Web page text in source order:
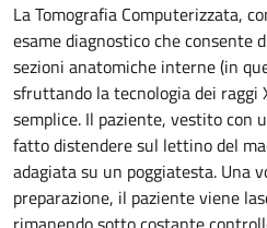
La Tomografia Computerizzata,
esame diagnostico che consente
sezioni anatomiche interne (in
sfruttando la tecnologia dei raggi
semplice. Il paziente, vestito con
fatto distendere sul lettino del
adagiata su un poggiatesta. Una
preparazione, il paziente viene